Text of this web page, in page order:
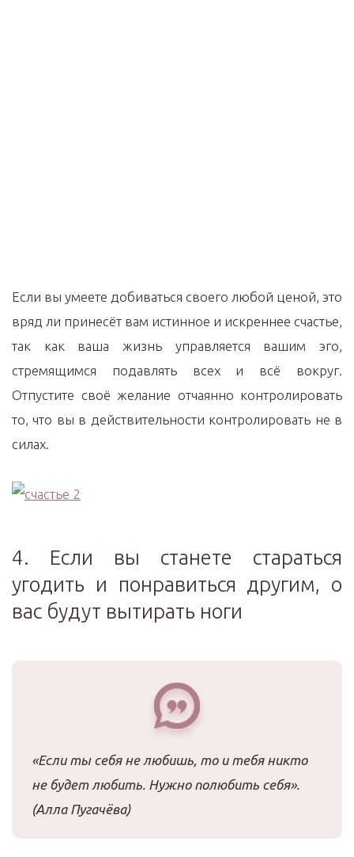
Если вы умеете добиваться своего любой ценой, это
вряд ли принесёт вам истинное и искреннее счастье,
так как ваша жизнь управляется вашим эго,
стремящимся подавлять всех и всё вокруг.
Отпустите своё желание отчаянно контролировать
то, что вы в действительности контролировать не в
силах.
4. Если вы станете стараться
угодить и понравиться другим, о
вас будут вытирать ноги
«Если ты себя не любишь, то и тебя никто
не будет любить. Нужно полюбить себя».
(Алла Пугачёва)